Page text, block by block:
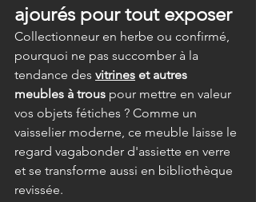
ajourés pour tout exposer
Collectionneur en herbe ou confirmé,
pourquoi ne pas succomber à la
tendance des vitrines et autres
meubles à trous pour mettre en valeur
vos objets fétiches ? Comme un
vaisselier moderne, ce meuble laisse le
regard vagabonder d'assiette en verre
et se transforme aussi en bibliothèque
revissée.